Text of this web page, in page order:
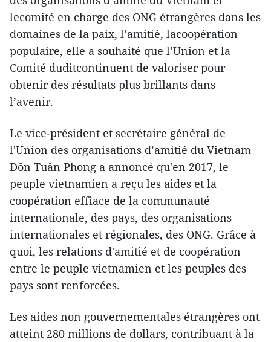
lecomité en charge des ONG étrangères dans les
domaines de la paix, l’amitié, lacoopération
populaire, elle a souhaité que l’Union et la
Comité duditcontinuent de valoriser pour
obtenir des résultats plus brillants dans
l’avenir.
Le vice-président et secrétaire général de
l'Union des organisations d’amitié du Vietnam
Dôn Tuân Phong a annoncé qu'en 2017, le
peuple vietnamien a reçu les aides et la
coopération effiace de la communauté
internationale, des pays, des organisations
internationales et régionales, des ONG. Grâce à
quoi, les relations d'amitié et de coopération
entre le peuple vietnamien et les peuples des
pays sont renforcées.
Les aides non gouvernementales étrangères ont
atteint 280 millions de dollars, contribuant à la